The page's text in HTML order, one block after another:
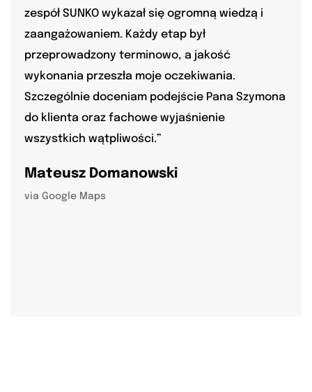
zespół SUNKO wykazał się ogromną wiedzą i
zaangażowaniem. Każdy etap był
przeprowadzony terminowo, a jakość
wykonania przeszła moje oczekiwania.
Szczególnie doceniam podejście Pana Szymona
do klienta oraz fachowe wyjaśnienie
wszystkich wątpliwości.”
Mateusz Domanowski
via Google Maps